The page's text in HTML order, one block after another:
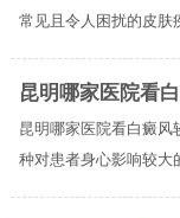
常见且令人困扰的皮肤
昆明哪家医院看
昆明哪家医院看白癜风
种对患者身心影响较大